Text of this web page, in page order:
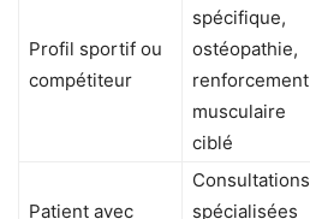
Profil sportif ou
compétiteur
spécifique,
ostéopathie,
renforcement
musculaire
ciblé
Patient avec
Consultations
spécialisées